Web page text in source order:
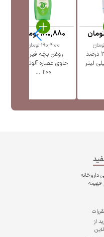
کرم اوسرین 3 درصد
روغن بچه فیروز
حاوی عصاره آلوئه ورا
۲۰۰ ...
190,400تومان
180,880تومان
داروخانه
فهیمه
از